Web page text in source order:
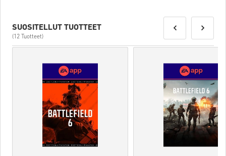
SUOSITELLUT TUOTTEET
(12 Tuotteet)